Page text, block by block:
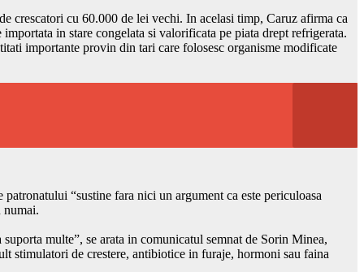
crescatori cu 60.000 de lei vechi. In acelasi timp, Caruz afirma ca
in stare congelata si valorificata pe piata drept refrigerata.
importante provin din tari care folosesc organisme modificate
“sustine fara nici un argument ca este periculoasa
numai.
multe”, se arata in comunicatul semnat de Sorin Minea,
stimulatori de crestere, antibiotice in furaje, hormoni sau faina